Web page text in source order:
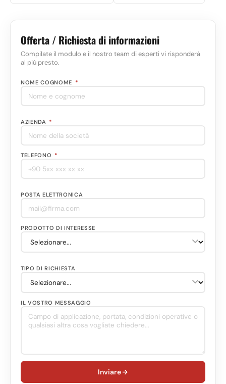
Offerta / Richiesta di informazioni
Compilate il modulo e il nostro team di esperti vi risponderà
al più presto.
NOME COGNOME *
AZIENDA *
TELEFONO *
POSTA ELETTRONICA
PRODOTTO DI INTERESSE
TIPO DI RICHIESTA
IL VOSTRO MESSAGGIO
Inviare